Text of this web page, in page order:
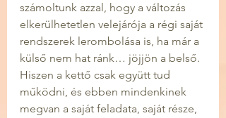
számoltunk azzal, hogy a változás
elkerülhetetlen velejárója a régi saját
rendszerek lerombolása is, ha már a
külső nem hat ránk… jöjjön a belső.
Hiszen a kettő csak együtt tud
működni, és ebben mindenkinek
megvan a saját feladata, saját része,